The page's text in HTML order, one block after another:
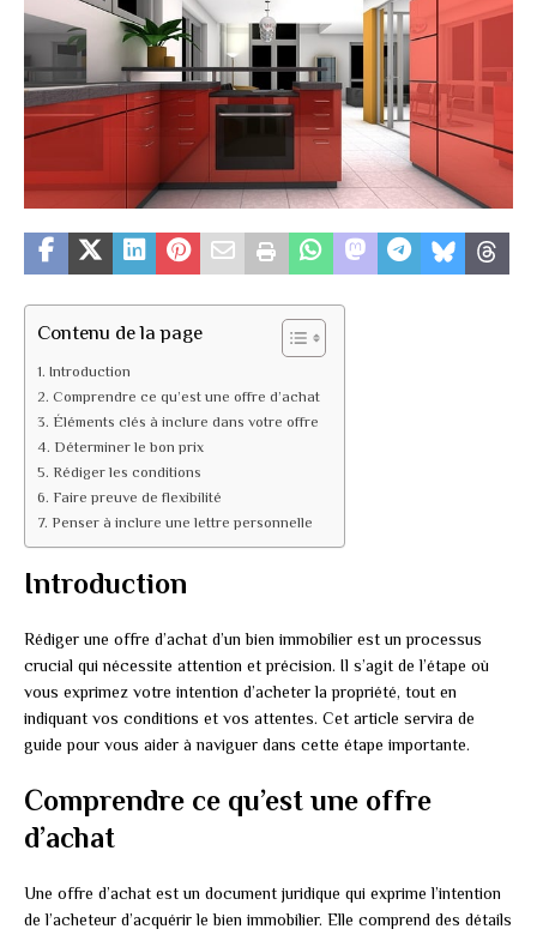
Contenu de la page
Introduction
Comprendre ce qu’est une offre d’achat
Éléments clés à inclure dans votre offre
Déterminer le bon prix
Rédiger les conditions
Faire preuve de flexibilité
Penser à inclure une lettre personnelle
Introduction
Rédiger une offre d’achat d’un bien immobilier est un processus
crucial qui nécessite attention et précision. Il s’agit de l’étape où
vous exprimez votre intention d’acheter la propriété, tout en
indiquant vos conditions et vos attentes. Cet article servira de
guide pour vous aider à naviguer dans cette étape importante.
Comprendre ce qu’est une offre
d’achat
Une offre d’achat est un document juridique qui exprime l’intention
de l’acheteur d’acquérir le bien immobilier. Elle comprend des détails